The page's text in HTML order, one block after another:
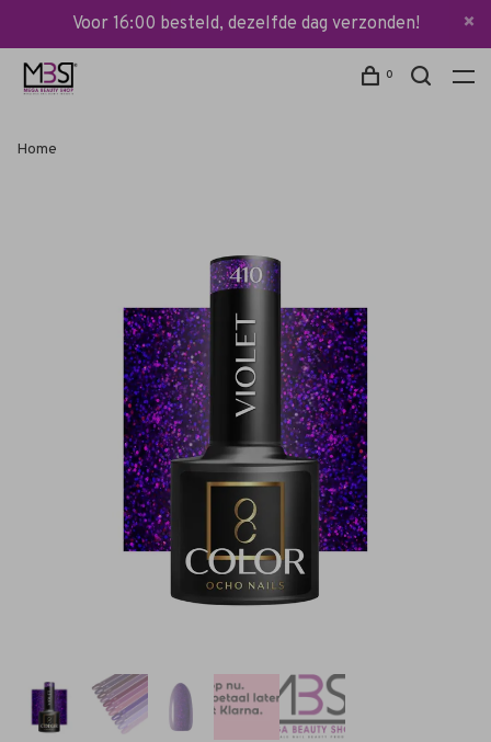
Voor 16:00 besteld, dezelfde dag verzonden!
0
Home